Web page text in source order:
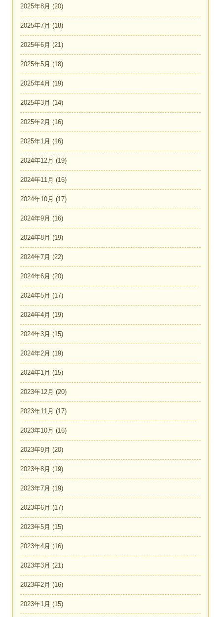
2025年8月 (20)
2025年7月 (18)
2025年6月 (21)
2025年5月 (18)
2025年4月 (19)
2025年3月 (14)
2025年2月 (16)
2025年1月 (16)
2024年12月 (19)
2024年11月 (16)
2024年10月 (17)
2024年9月 (16)
2024年8月 (19)
2024年7月 (22)
2024年6月 (20)
2024年5月 (17)
2024年4月 (19)
2024年3月 (15)
2024年2月 (19)
2024年1月 (15)
2023年12月 (20)
2023年11月 (17)
2023年10月 (16)
2023年9月 (20)
2023年8月 (19)
2023年7月 (19)
2023年6月 (17)
2023年5月 (15)
2023年4月 (16)
2023年3月 (21)
2023年2月 (16)
2023年1月 (15)